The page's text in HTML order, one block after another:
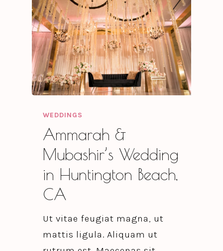
WEDDINGS
Ammarah &
Mubashir’s Wedding
in Huntington Beach,
CA
Ut vitae feugiat magna, ut
mattis ligula. Aliquam ut